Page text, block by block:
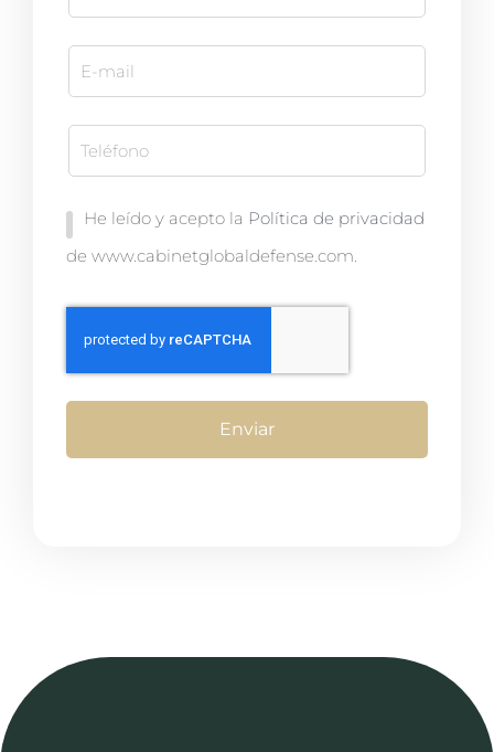
He leído y acepto la Política de privacidad
de www.cabinetglobaldefense.com.
Enviar